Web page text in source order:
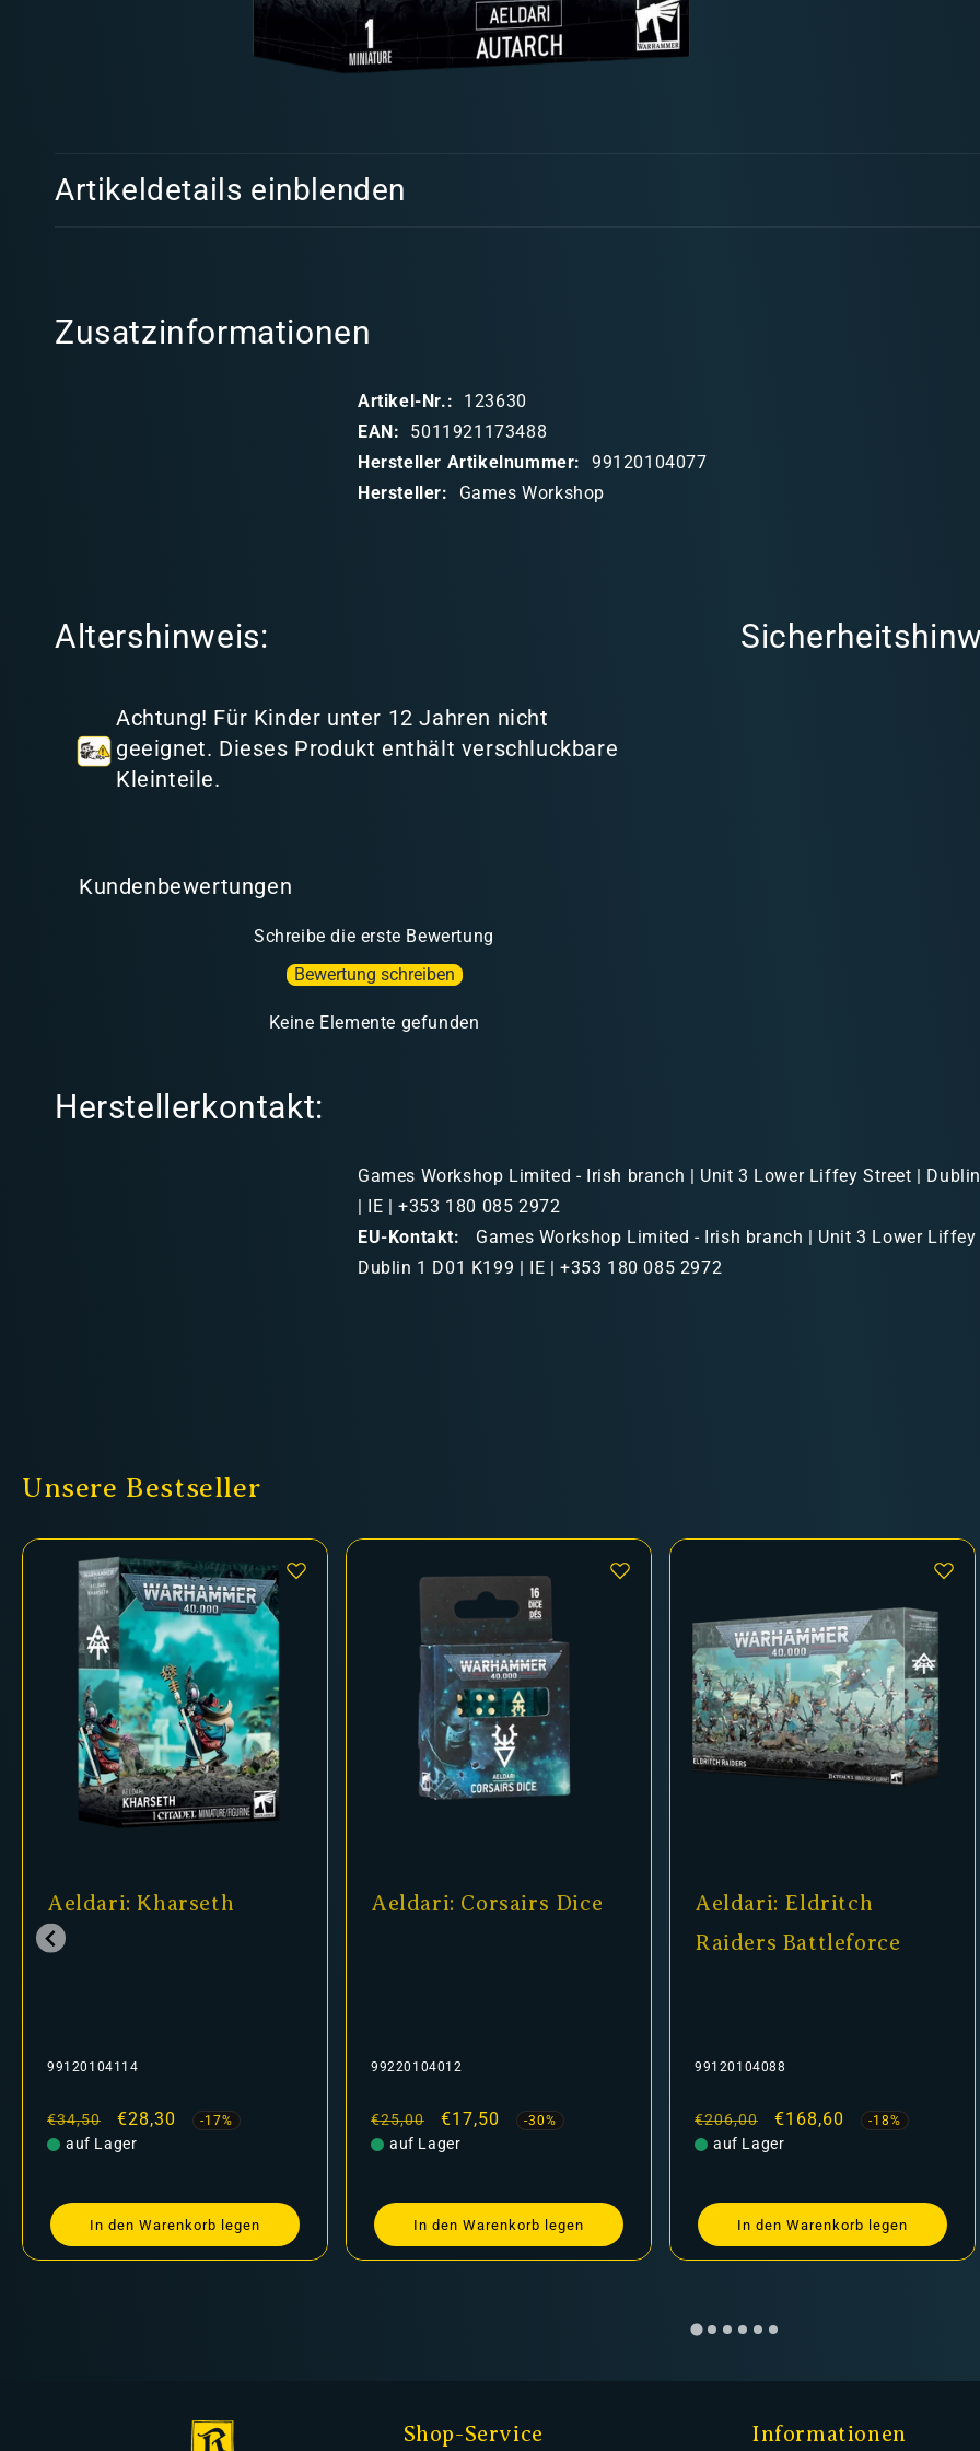
i
a
n
Artikeldetails einblenden
Zusatzinformationen
Artikel-Nr.:
123630
EAN:
5011921173488
Hersteller Artikelnummer:
99120104077
Hersteller:
Games Workshop
Altershinweis:
Achtung! Für Kinder unter 12 Jahren nicht
geeignet. Dieses Produkt enthält verschluckbare
Kleinteile.
Kundenbewertungen
Schreibe die erste Bewertung
Bewertung schreiben
Keine Elemente gefunden
Herstellerkontakt:
Games Workshop Limited - Irish branch | Unit 3 Lower Liffey Street |
| IE | +353 180 085 2972
EU-Kontakt:
Games Workshop Limited - Irish branch | Unit 3 Lower Liffey
Dublin 1 D01 K199 | IE | +353 180 085 2972
Unsere Bestseller
Aeldari: Corsairs Dice
99220104012
Normaler
Preis
€25,00 Verkaufspreis
€17,50 -30%
auf Lager
In den Warenkorb legen
Aeldari: Eldritch
99120104088
Normaler
Preis
€206,00 Verkaufspreis
€168,60 -18%
auf Lager
In den Warenkorb legen
Aeldari: Guardians
99120104091
Normaler
Preis
€50,00 Verkaufspreis
€41,00 -18%
auf Lager
In den Warenkorb legen
Shop-Service Informationen